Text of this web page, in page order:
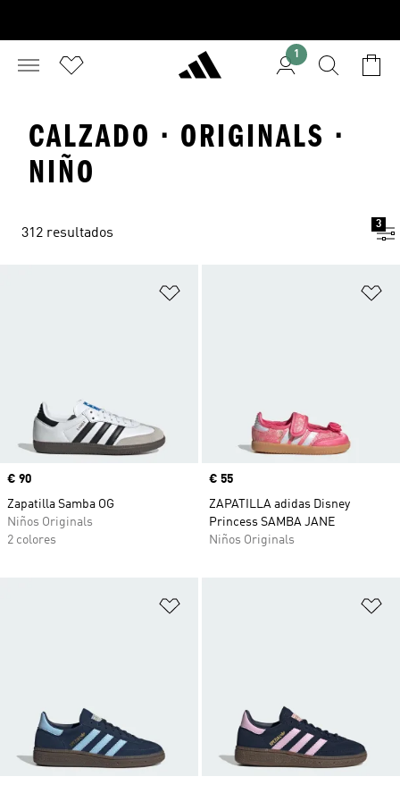
1
CALZADO · ORIGINALS ·
NIÑO
312 resultados
3
Precio
€ 90
Zapatilla Samba OG
Niños Originals
2 colores
Precio
€ 55
ZAPATILLA adidas Disney
Princess SAMBA JANE
Niños Originals